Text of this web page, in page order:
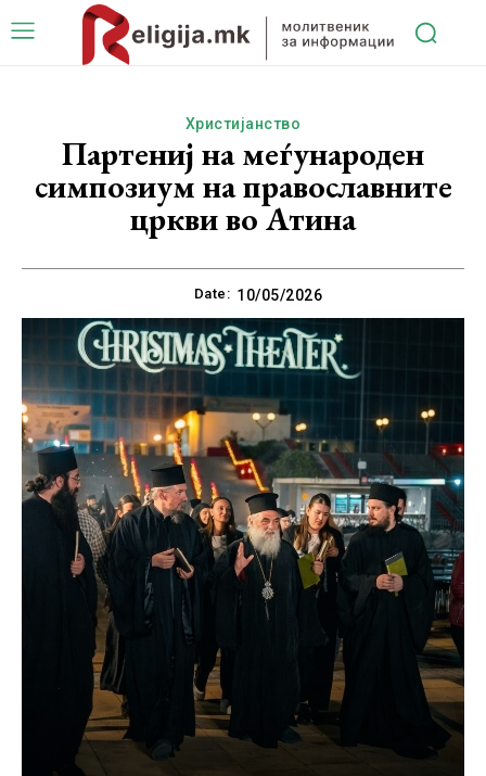
Христијанство
Партениј на меѓународен
симпозиум на православните
цркви во Атина
Date: 10/05/2026